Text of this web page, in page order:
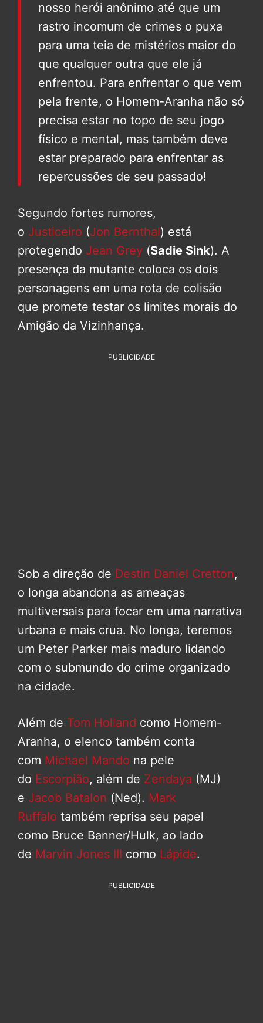
nosso herói anônimo até que um
rastro incomum de crimes o puxa
para uma teia de mistérios maior do
que qualquer outra que ele já
enfrentou. Para enfrentar o que vem
pela frente, o Homem-Aranha não só
precisa estar no topo de seu jogo
físico e mental, mas também deve
estar preparado para enfrentar as
repercussões de seu passado!
Segundo fortes rumores,
o Justiceiro (Jon Bernthal) está
protegendo Jean Grey (Sadie Sink). A
presença da mutante coloca os dois
personagens em uma rota de colisão
que promete testar os limites morais do
Amigão da Vizinhança.
PUBLICIDADE
Sob a direção de Destin Daniel Cretton,
o longa abandona as ameaças
multiversais para focar em uma narrativa
urbana e mais crua. No longa, teremos
um Peter Parker mais maduro lidando
com o submundo do crime organizado
na cidade.
Além de Tom Holland como Homem-
Aranha, o elenco também conta
com Michael Mando na pele
do Escorpião, além de Zendaya (MJ)
e Jacob Batalon (Ned). Mark
Ruffalo também reprisa seu papel
como Bruce Banner/Hulk, ao lado
de Marvin Jones III como Lápide.
PUBLICIDADE